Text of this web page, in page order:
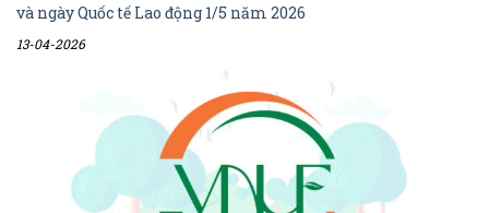
và ngày Quốc tế Lao động 1/5 năm 2026
13-04-2026